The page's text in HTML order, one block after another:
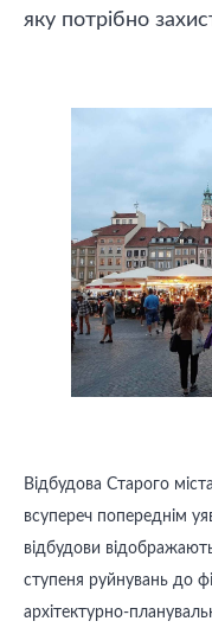
яку потрібно
Відбудова Старого
всупереч попереднім
відбудови
ступеня руйнувань до
архітектурно-